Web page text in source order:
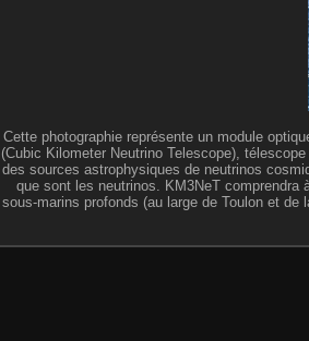
Cette photographie représente un module
(Cubic Kilometer Neutrino Telescope),
des sources astrophysiques de neutrinos
que sont les neutrinos. KM3NeT
sous-marins profonds (au large de Toulon et